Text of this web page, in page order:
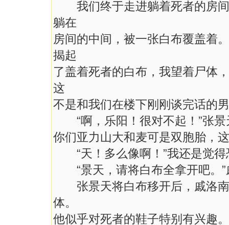
我们终于走进躺着死者的房间
躺在
房间的中间，被一张白布覆盖着
揭起
了盖着死者的白布，我望着尸体
这
不是和我们在楼下刚刚谈完话的
“啊，乐阳！很对不起！”张景
你们亚力山大和麦可是双胞胎，
“天！多么像啊！”我还是觉得
“景天，请将白布全拿开吧。”
张景天将白布移开后，戚洛南
体。
他似乎对死者的鞋子特别有兴趣